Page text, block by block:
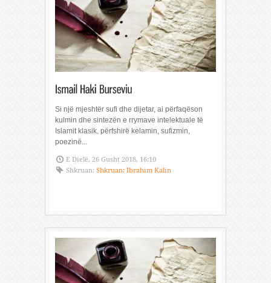
Si një mjeshtër sufi dhe dijetar, ai përfaqëson
kulmin dhe sintezën e rrymave intelektuale të
Islamit klasik, përfshirë kelamin, sufizmin,
poezinë...
E Dielë, 26 Gusht 2018, 16:10
Shkruan: Shkruan: Ibrahim Kalin